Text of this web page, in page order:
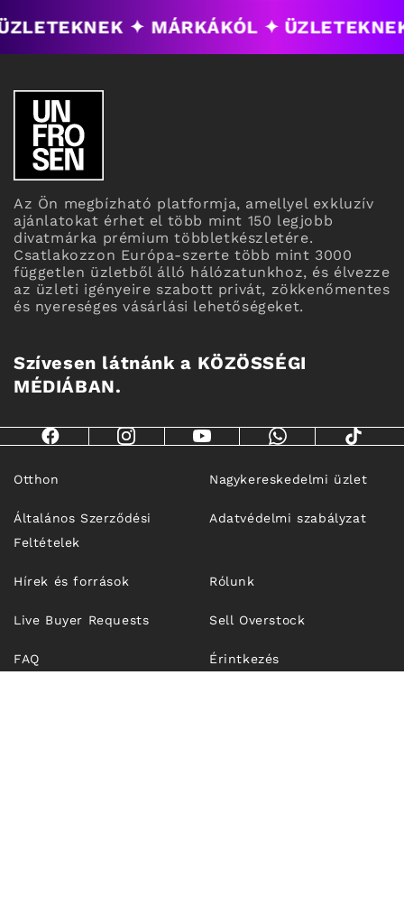
✦ MÁRKÁKÓL ✦
Az Ön megbízható platformja, amellyel exkluzív
ajánlatokat érhet el több mint 150 legjobb
divatmárka prémium többletkészletére.
Csatlakozzon Európa-szerte több mint 3000
független üzletből álló hálózatunkhoz, és élvezze
az üzleti igényeire szabott privát, zökkenőmentes
és nyereséges vásárlási lehetőségeket.
Szívesen látnánk a KÖZÖSSÉGI
MÉDIÁBAN.
Otthon Nagykereskedelmi üzlet
Általános Szerződési
Feltételek
Adatvédelmi szabályzat
Hírek és források Rólunk
Live Buyer Requests Sell Overstock
FAQ Érintkezés